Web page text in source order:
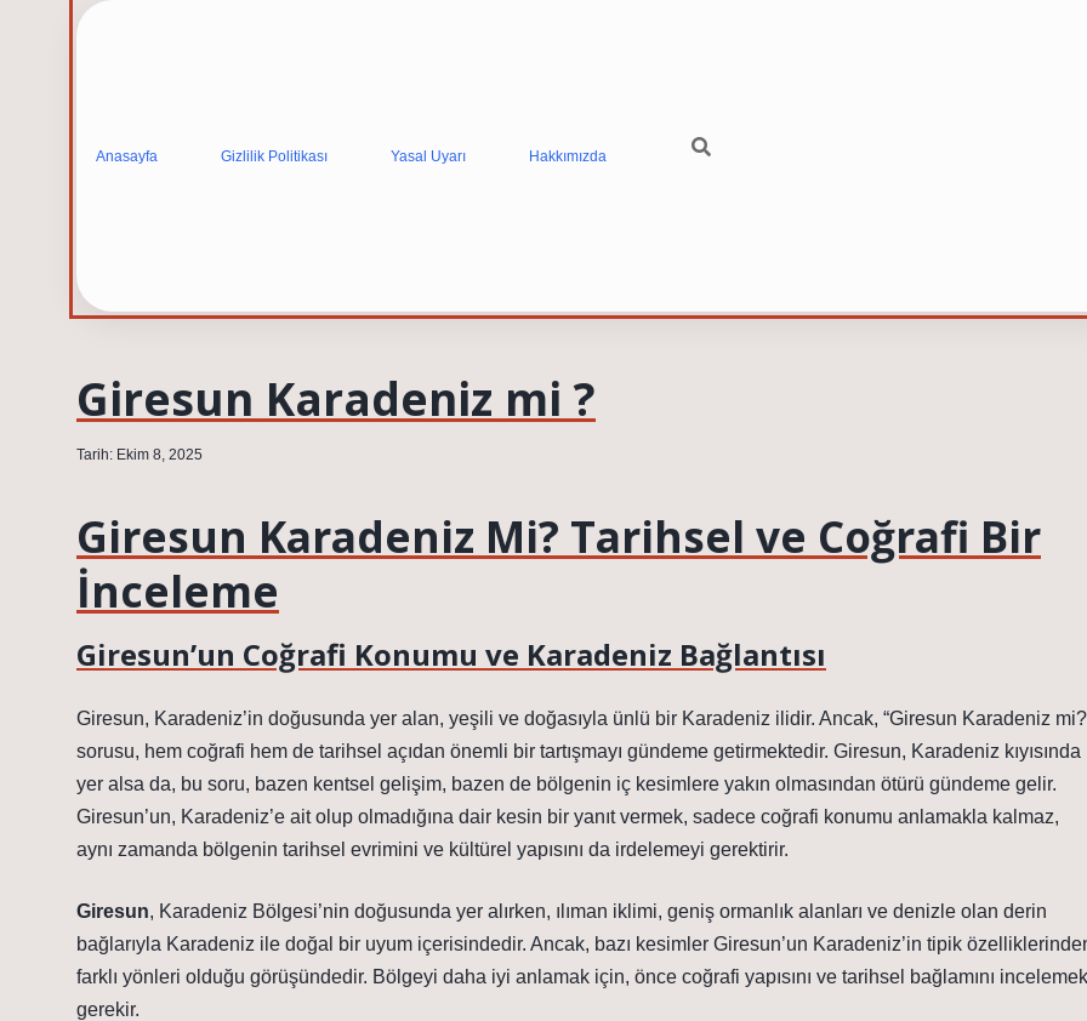
Anasayfa Gizlilik Politikası Yasal Uyarı Hakkımızda
Giresun Karadeniz mi ?
Tarih: Ekim 8, 2025
Giresun Karadeniz Mi? Tarihsel ve Coğrafi Bir
İnceleme
Giresun’un Coğrafi Konumu ve Karadeniz Bağlantısı
Giresun, Karadeniz’in doğusunda yer alan, yeşili ve doğasıyla ünlü bir Karadeniz ilidir. Ancak, “Giresun Karadeniz
sorusu, hem coğrafi hem de tarihsel açıdan önemli bir tartışmayı gündeme getirmektedir. Giresun, Karadeniz kıyısında
yer alsa da, bu soru, bazen kentsel gelişim, bazen de bölgenin iç kesimlere yakın olmasından ötürü gündeme gelir.
Giresun’un, Karadeniz’e ait olup olmadığına dair kesin bir yanıt vermek, sadece coğrafi konumu anlamakla kalmaz,
aynı zamanda bölgenin tarihsel evrimini ve kültürel yapısını da irdelemeyi gerektirir.
Giresun, Karadeniz Bölgesi’nin doğusunda yer alırken, ılıman iklimi, geniş ormanlık alanları ve denizle olan derin
bağlarıyla Karadeniz ile doğal bir uyum içerisindedir. Ancak, bazı kesimler Giresun’un Karadeniz’in tipik
farklı yönleri olduğu görüşündedir. Bölgeyi daha iyi anlamak için, önce coğrafi yapısını ve tarihsel bağlamını incelemek
gerekir.